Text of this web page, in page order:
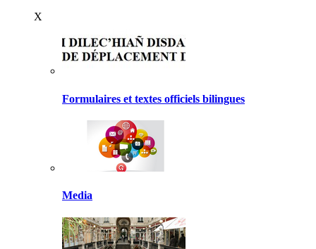
X
Formulaires et textes officiels bilingues
Media